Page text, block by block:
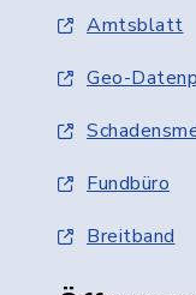
Amtsblatt
Geo-
Fundbüro
Breitband